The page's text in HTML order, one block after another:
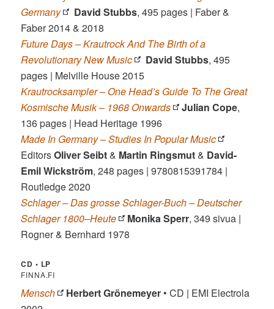
Germany
David Stubbs, 495 pages | Faber &
Faber 2014 & 2018
Future Days – Krautrock And The Birth of a
Revolutionary New Music
David Stubbs, 495
pages | Melville House 2015
Krautrocksampler – One Head’s Guide To The Great
Kosmische Musik – 1968 Onwards
Julian Cope,
136 pages | Head Heritage 1996
Made In Germany – Studies In Popular Music
EditorsOliver Seibt& Martin Ringsmut& David-
Emil Wickström, 248 pages | 9780815391784 |
Routledge 2020
Schlager – Das grosse Schlager-Buch – Deutscher
Schlager 1800–Heute
Monika Sperr, 349 sivua |
Rogner & Bernhard 1978
CD • LP
FINNA.FI
Mensch Herbert Grönemeyer • CD | EMI Electrola